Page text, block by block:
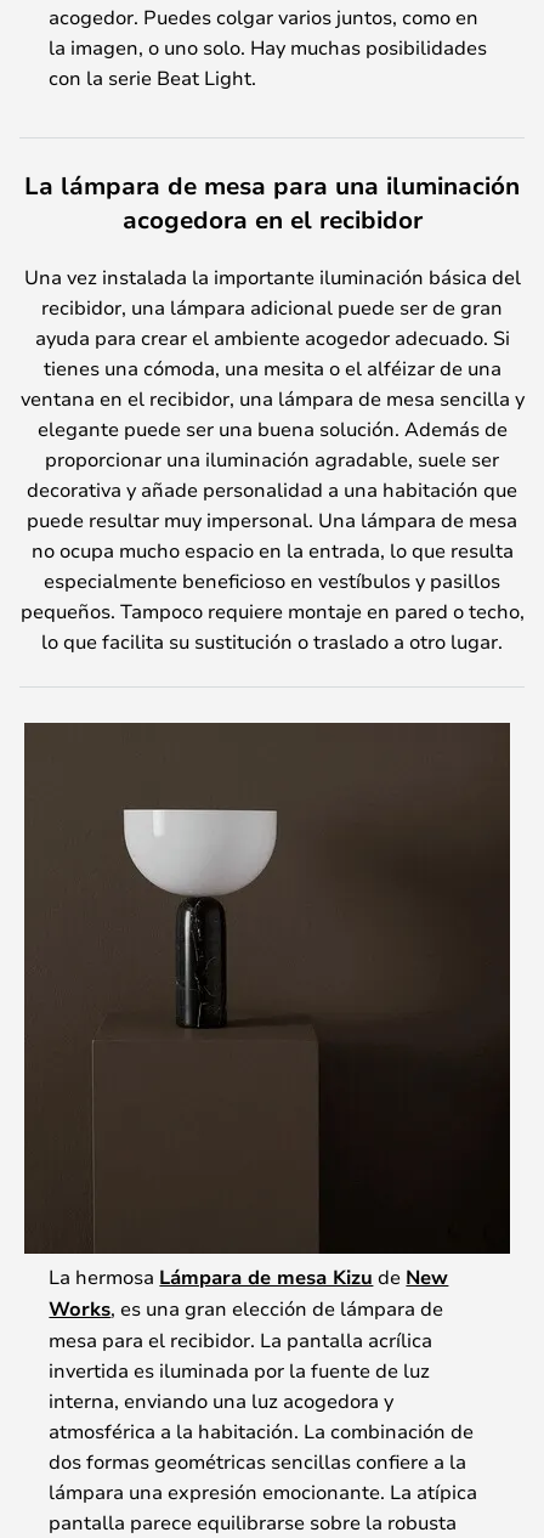
acogedor. Puedes colgar varios juntos, como en
la imagen, o uno solo. Hay muchas posibilidades
con la serie Beat Light.
La lámpara de mesa para una iluminación
acogedora en el recibidor
Una vez instalada la importante iluminación básica del
recibidor, una lámpara adicional puede ser de gran
ayuda para crear el ambiente acogedor adecuado. Si
tienes una cómoda, una mesita o el alféizar de una
ventana en el recibidor, una lámpara de mesa sencilla y
elegante puede ser una buena solución. Además de
proporcionar una iluminación agradable, suele ser
decorativa y añade personalidad a una habitación que
puede resultar muy impersonal. Una lámpara de mesa
no ocupa mucho espacio en la entrada, lo que resulta
especialmente beneficioso en vestíbulos y pasillos
pequeños. Tampoco requiere montaje en pared o techo,
lo que facilita su sustitución o traslado a otro lugar.
La hermosa Lámpara de mesa Kizu de New
Works, es una gran elección de lámpara de
mesa para el recibidor. La pantalla acrílica
invertida es iluminada por la fuente de luz
interna, enviando una luz acogedora y
atmosférica a la habitación. La combinación de
dos formas geométricas sencillas confiere a la
lámpara una expresión emocionante. La atípica
pantalla parece equilibrarse sobre la robusta